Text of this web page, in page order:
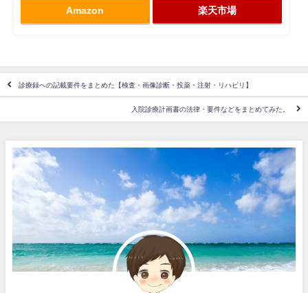
Amazon 楽天市場
診療録への記載要件をまとめた【検査・画像診断・投薬・注射・リハビリ】
入院診療計画書の法律・要件などをまとめてみた。